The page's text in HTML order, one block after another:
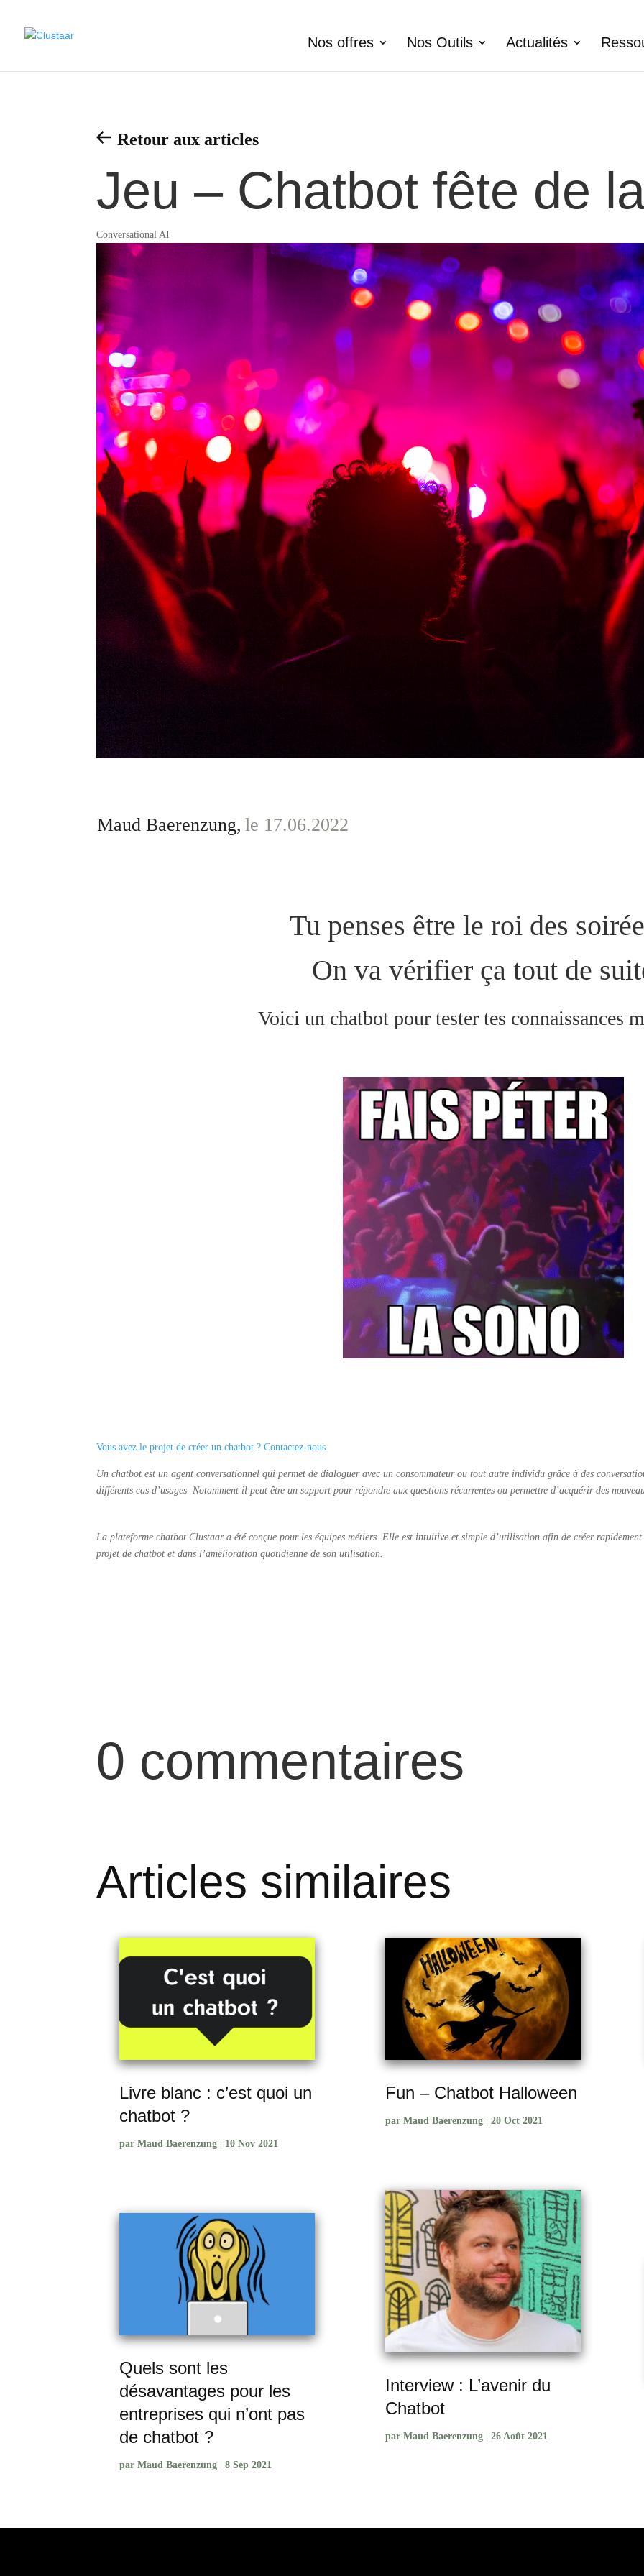
Nos offres Nos Outils Actualités
Retour aux articles
Jeu – Chatbot fête de
Conversational AI
Maud Baerenzung, le 17.06.2022
Tu penses être le roi des
On va vérifier ça tout de
Voici un chatbot pour tester tes connaissances
Vous avez le projet de créer un chatbot ? Contactez-nous
Un chatbot est un agent conversationnel qui permet de dialoguer avec un consommateur ou tout autre individu grâce à des
différents cas d’usages. Notamment il peut être un support pour répondre aux questions récurrentes ou permettre d’acquérir des
La plateforme chatbot Clustaar a été conçue pour les équipes métiers. Elle est intuitive et simple d’utilisation afin de créer
projet de chatbot et dans l’amélioration quotidienne de son utilisation.
0 commentaires
Articles similaires
Livre blanc : c’est quoi un
chatbot ?
parMaud Baerenzung 10 Nov 2021
Quels sont les
désavantages pour les
entreprises qui n’ont pas
de chatbot ?
parMaud Baerenzung |8 Sep 2021
Fun – Chatbot Halloween
parMaud Baerenzung |20 Oct 2021
Interview : L’avenir du
Chatbot
parMaud Baerenzung |26 Août 2021